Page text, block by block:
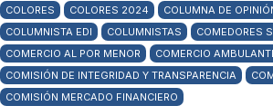
COLORES
COLORES 2024 COLUMNA DE
COLUMNISTA EDI
COLUMNISTAS COMEDORES
COMERCIO AL POR MENOR
COMERCIO
COMISIÓN DE INTEGRIDAD Y TRANSPARENCIA
COMISIÓN MERCADO FINANCIERO